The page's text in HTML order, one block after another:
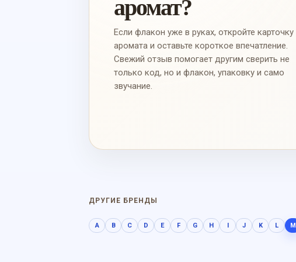
аромат?
Если флакон уже в руках, откройте карточку
аромата и оставьте короткое впечатление.
Свежий отзыв помогает другим сверить не
только код, но и флакон, упаковку и само
звучание.
ДРУГИЕ БРЕНДЫ
A B C D E F G H I J K L M